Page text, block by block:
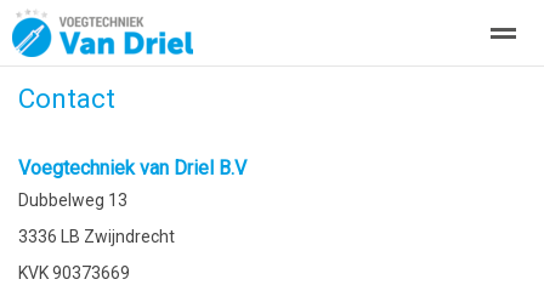
Over ons
Home
Contact
Voegtechniek van Driel B.V
Dubbelweg 13
3336 LB Zwijndrecht
KVK 90373669